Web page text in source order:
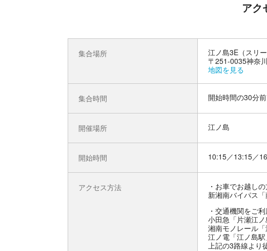
アク
集合場所
江ノ島3E（スリー
〒251-0035神奈
地図を見る
集合時間 開始時間の30分
開催場所 江ノ島
開始時間 10:15／13:15／
アクセス方法
お車でお越し
新湘南バイパス
交通機関をご
小田急「片瀬江ノ
湘南モノレール「
江ノ電「江ノ島駅
上記の3路線より